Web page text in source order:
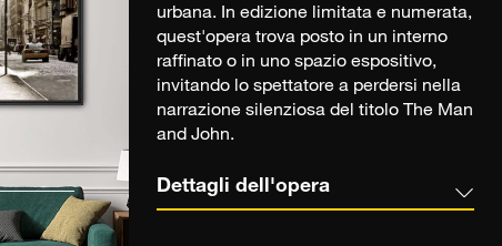
urbana. In edizione limitata e numerata,
quest'opera trova posto in un interno
raffinato o in uno spazio espositivo,
invitando lo spettatore a perdersi nella
narrazione silenziosa del titolo The Man
and John.
Dettagli dell'opera